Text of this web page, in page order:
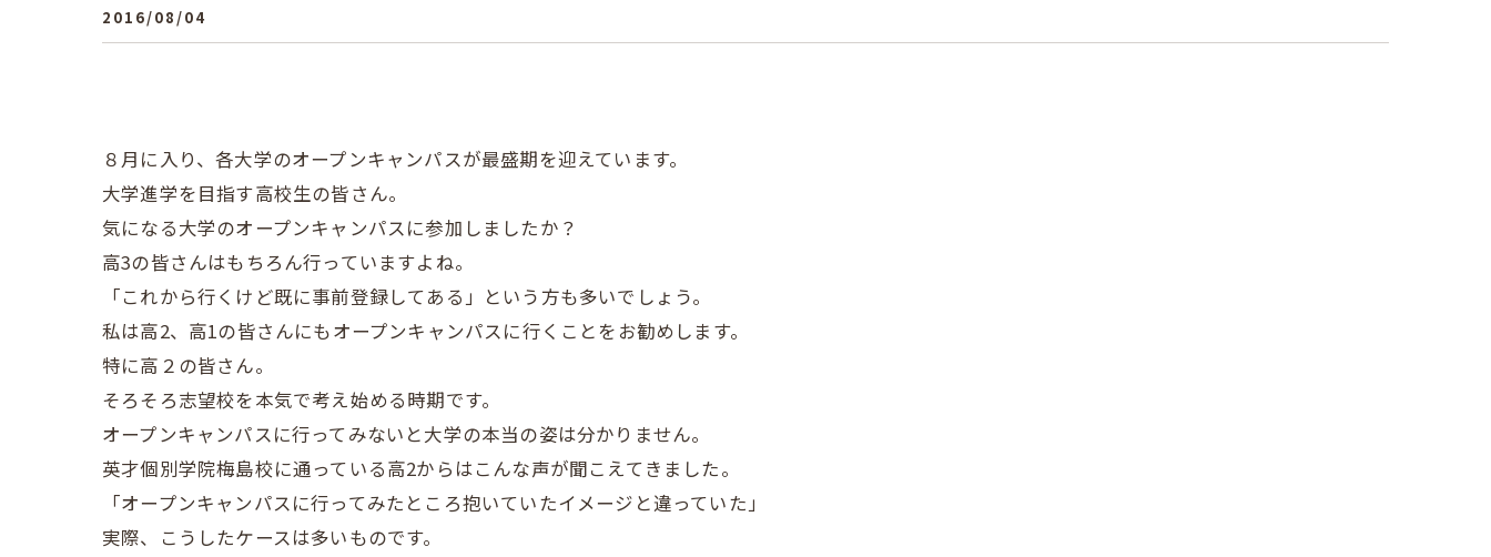
2016/08/04
８月に入り、各大学のオープンキャンパスが最盛期を迎えています。
大学進学を目指す高校生の皆さん。
気になる大学のオープンキャンパスに参加しましたか？
高3の皆さんはもちろん行っていますよね。
「これから行くけど既に事前登録してある」という方も多いでしょう。
私は高2、高1の皆さんにもオープンキャンパスに行くことをお勧めします。
特に高２の皆さん。
そろそろ志望校を本気で考え始める時期です。
オープンキャンパスに行ってみないと大学の本当の姿は分かりません。
英才個別学院梅島校に通っている高2からはこんな声が聞こえてきました。
「オープンキャンパスに行ってみたところ抱いていたイメージと違っていた」
実際、こうしたケースは多いものです。